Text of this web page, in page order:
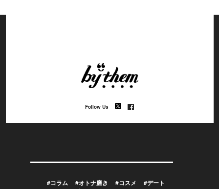
Follow Us
#コラム #オトナ磨き #コスメ
#デート